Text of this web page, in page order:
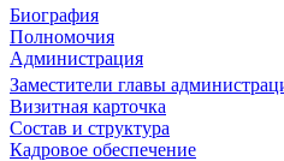
Биография
Полномочия
Администрация
Заместители главы
Визитная карточка
Состав и структура
Кадровое обеспечение